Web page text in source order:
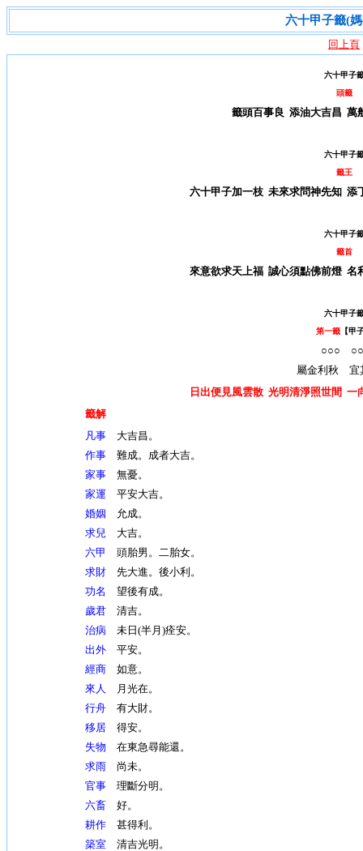
六十甲子籤(
回上頁
六十甲子
頭籤
籤頭百事良 添油大吉昌 萬
六十甲子
籤王
六十甲子加一枝 未來求問神先知 添
六十甲子
籤首
來意欲求天上福 誠心須點佛前燈 名
六十甲子
第一籤【甲
○○○
屬金利秋 宜
日出便見風雲散 光明清淨照世間 一
籤解
凡事大吉昌。
作事難成。成者大吉。
家事無憂。
家運 平安大吉。
婚姻 允成。
求兒大吉。
六甲 頭胎男。二胎女。
求財先大進。後小利。
功名 望後有成。
歲君清吉。
治病 未日(半月)痊安。
出外平安。
經商如意。
來人 月光在。
行舟有大財。
移居得安。
失物 在東急尋能還。
求雨尚未。
官事理斷分明。
六畜好。
耕作甚得利。
築室清吉光明。